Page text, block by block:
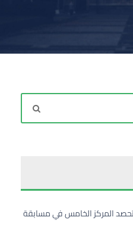
المركز الخامس في مسابقة